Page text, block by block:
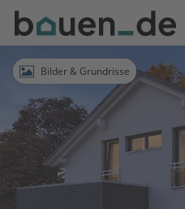
Bauen
Logo
AnmeldenBilder & Grundrisse